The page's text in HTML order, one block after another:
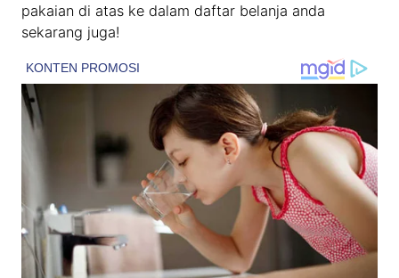
pakaian di atas ke dalam daftar belanja anda
sekarang juga!